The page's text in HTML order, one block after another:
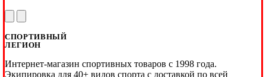
СПОРТИВНЫЙ
ЛЕГИОН
Интернет-магазин спортивных товаров с 1998 года.
Экипировка для 40+ видов спорта с доставкой по всей